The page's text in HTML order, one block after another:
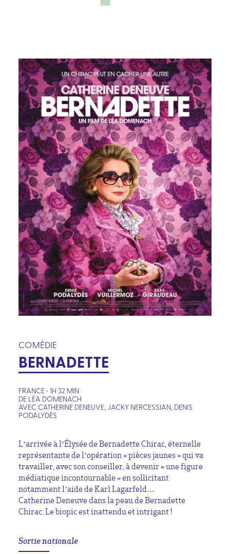
COMÉDIE
BERNADETTE
FRANCE • 1H 32 MIN
DE LÉA DOMENACH
AVEC CATHERINE DENEUVE, JACKY NERCESSIAN, DENIS
PODALYDÈS
L’arrivée à l’Élysée de Bernadette Chirac, éternelle
représentante de l’opération « pièces jaunes » qui va
travailler, avec son conseiller, à devenir « une figure
médiatique incontournable » en sollicitant
notamment l’aide de Karl Lagarfeld…
Catherine Deneuve dans la peau de Bernadette
Chirac. Le biopic est inattendu et intrigant !
Sortie nationale